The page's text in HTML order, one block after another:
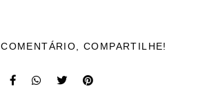
COMPARTILHE!